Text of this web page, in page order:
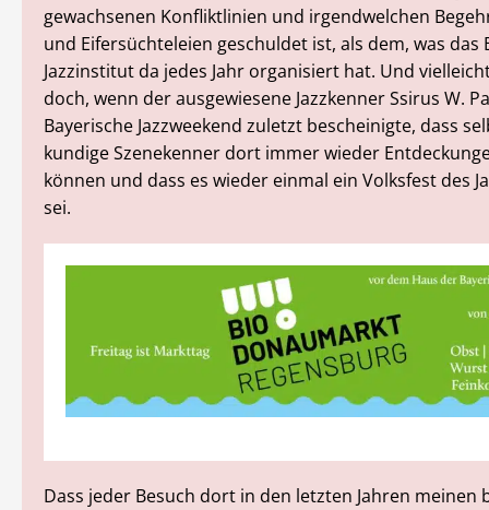
gewachsenen Konfliktlinien und irgendwelchen
und Eifersüchteleien geschuldet ist, als dem, was das
Jazzinstitut da jedes Jahr organisiert hat. Und
doch, wenn der ausgewiesene Jazzkenner Ssirus W.
Bayerische Jazzweekend zuletzt bescheinigte, dass
kundige Szenekenner dort immer wieder
können und dass es wieder einmal ein Volksfest des
sei.
Dass jeder Besuch dort in den letzten Jahren meinen